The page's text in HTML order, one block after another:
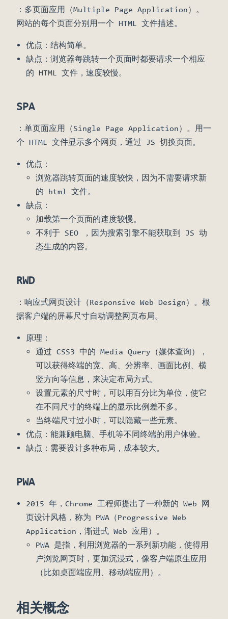
：多页面应用（Multiple Page Application）。
网站的每个页面分别用一个 HTML 文件描述。
优点：结构简单。
缺点：浏览器每跳转一个页面时都要请求一个相应
的 HTML 文件，速度较慢。
SPA
：单页面应用（Single Page Application）。用一
个 HTML 文件显示多个网页，通过 JS 切换页面。
优点：
浏览器跳转页面的速度较快，因为不需要请求新
的 html 文件。
缺点：
加载第一个页面的速度较慢。
不利于 SEO ，因为搜索引擎不能获取到 JS 动
态生成的内容。
RWD
：响应式网页设计（Responsive Web Design）。根
据客户端的屏幕尺寸自动调整网页布局。
原理：
通过 CSS3 中的 Media Query（媒体查询），
可以获得终端的宽、高、分辨率、画面比例、横
竖方向等信息，来决定布局方式。
设置元素的尺寸时，可以用百分比为单位，使它
在不同尺寸的终端上的显示比例差不多。
当终端尺寸过小时，可以隐藏一些元素。
优点：能兼顾电脑、手机等不同终端的用户体验。
缺点：需要设计多种布局，成本较大。
PWA
2015 年，Chrome 工程师提出了一种新的 Web 网
页设计风格，称为 PWA（Progressive Web
Application，渐进式 Web 应用）。
PWA 是指，利用浏览器的一系列新功能，使得用
户浏览网页时，更加沉浸式，像客户端原生应用
（比如桌面端应用、移动端应用）。
相关概念